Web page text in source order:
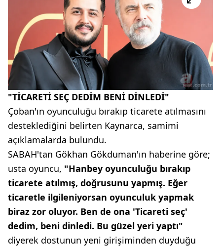
"TİCARETİ SEÇ DEDİM BENİ DİNLEDİ"
Çoban'ın oyunculuğu bırakıp ticarete atılmasını
desteklediğini belirten Kaynarca, samimi
açıklamalarda bulundu.
SABAH'tan Gökhan Gökduman'ın haberine göre;
usta oyuncu, "Hanbey oyunculuğu bırakıp
ticarete atılmış, doğrusunu yapmış. Eğer
ticaretle ilgileniyorsan oyunculuk yapmak
biraz zor oluyor. Ben de ona 'Ticareti seç'
dedim, beni dinledi. Bu güzel yeri yaptı"
diyerek dostunun yeni girişiminden duyduğu